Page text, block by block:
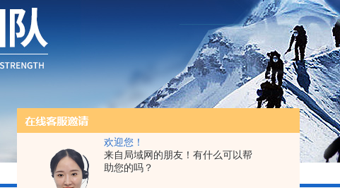
欢迎您！
来自局域网的朋友！有什么可以帮
助您的吗？